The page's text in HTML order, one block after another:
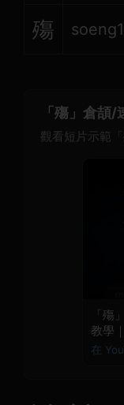
殤 soeng1
「殤」倉頡
觀看短片示範
「殤
教學
在